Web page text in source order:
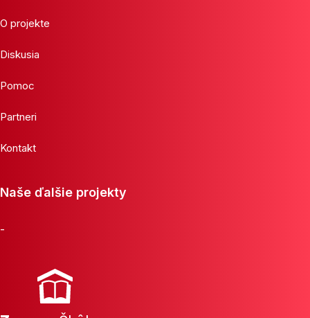
O projekte
Diskusia
Pomoc
Partneri
Kontakt
Naše ďalšie projekty
-